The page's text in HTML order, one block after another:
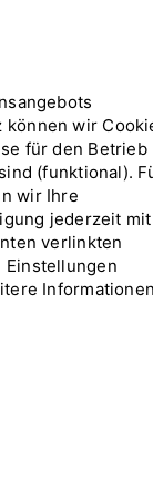
können wir
für den Betrieb
(funktional).
wir Ihre
jederzeit mit
verlinkten
Einstellungen